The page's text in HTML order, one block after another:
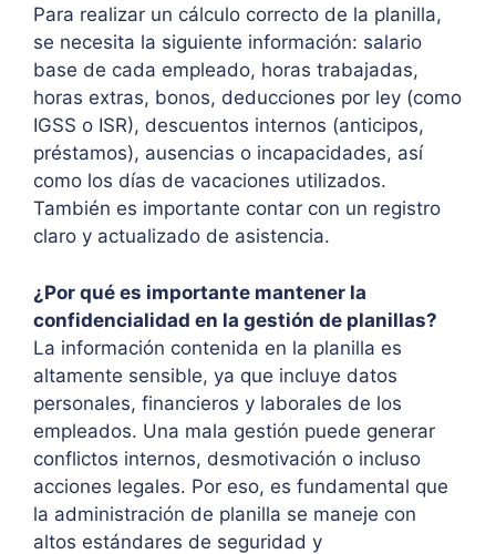
Para realizar un cálculo correcto de la planilla,
se necesita la siguiente información: salario
base de cada empleado, horas trabajadas,
horas extras, bonos, deducciones por ley (como
IGSS o ISR), descuentos internos (anticipos,
préstamos), ausencias o incapacidades, así
como los días de vacaciones utilizados.
También es importante contar con un registro
claro y actualizado de asistencia.
¿Por qué es importante mantener la
confidencialidad en la gestión de planillas?
La información contenida en la planilla es
altamente sensible, ya que incluye datos
personales, financieros y laborales de los
empleados. Una mala gestión puede generar
conflictos internos, desmotivación o incluso
acciones legales. Por eso, es fundamental que
la administración de planilla se maneje con
altos estándares de seguridad y